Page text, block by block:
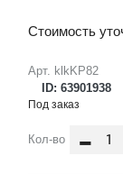
Арт. klkKP82
ID: 63901938
Стоимость
Под заказ
Кол-во -